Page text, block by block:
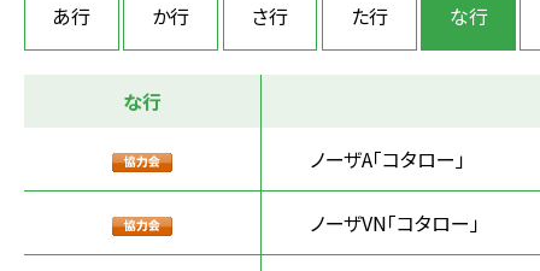
あ行 か行 さ行 た行 な行
な行
ノーザA「コタロー」
ノーザVN「コタロー」